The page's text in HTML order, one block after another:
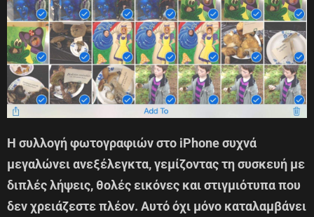
Η συλλογή φωτογραφιών στο iPhone συχνά
μεγαλώνει ανεξέλεγκτα, γεμίζοντας τη συσκευή με
διπλές λήψεις, θολές εικόνες και στιγμιότυπα που
δεν χρειάζεστε πλέον. Αυτό όχι μόνο καταλαμβάνει